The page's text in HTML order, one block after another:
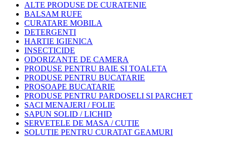
ALTE PRODUSE DE CURATENIE
BALSAM RUFE
CURATARE MOBILA
DETERGENTI
HARTIE IGIENICA
INSECTICIDE
ODORIZANTE DE CAMERA
PRODUSE PENTRU BAIE SI TOALETA
PRODUSE PENTRU BUCATARIE
PROSOAPE BUCATARIE
PRODUSE PENTRU PARDOSELI SI PARCHET
SACI MENAJERI / FOLIE
SAPUN SOLID / LICHID
SERVETELE DE MASA / CUTIE
SOLUTIE PENTRU CURATAT GEAMURI